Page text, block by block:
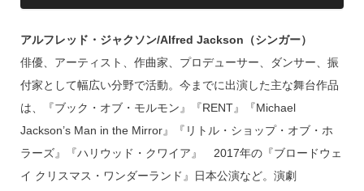
アルフレッド・ジャクソン/Alfred Jackson（シンガー）
俳優、アーティスト、作曲家、プロデューサー、ダンサー、振
付家として幅広い分野で活動。今までに出演した主な舞台作品
は、『ブック・オブ・モルモン』『RENT』『Michael
Jackson’s Man in the Mirror』『リトル・ショップ・オブ・ホ
ラーズ』『ハリウッド・クワイア』 2017年の『ブロードウェ
イ クリスマス・ワンダーランド』日本公演など。演劇